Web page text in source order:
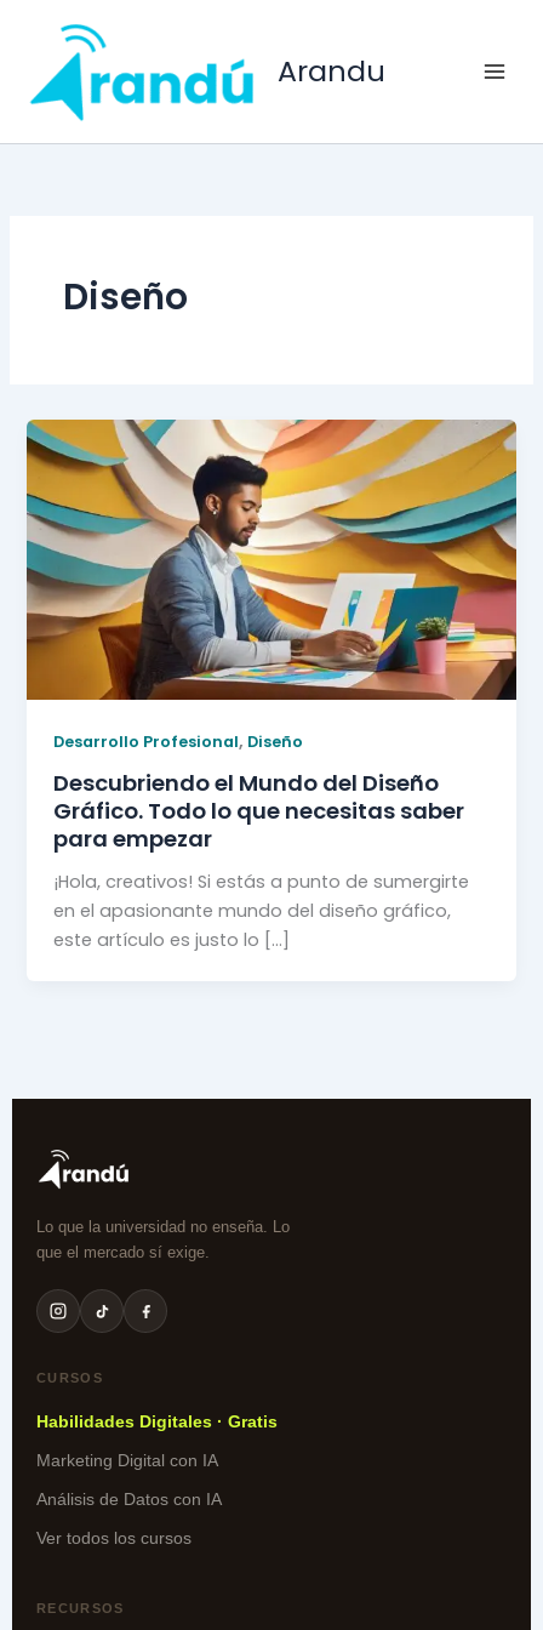
contenido
Arandu
Diseño
Desarrollo Profesional, Diseño
Descubriendo el Mundo del Diseño
Gráfico. Todo lo que necesitas saber
para empezar
¡Hola, creativos! Si estás a punto de sumergirte
en el apasionante mundo del diseño gráfico,
este artículo es justo lo […]
Lo que la universidad no enseña. Lo
que el mercado sí exige.
CURSOS
Habilidades Digitales · Gratis
Marketing Digital con IA
Análisis de Datos con IA
Ver todos los cursos
RECURSOS